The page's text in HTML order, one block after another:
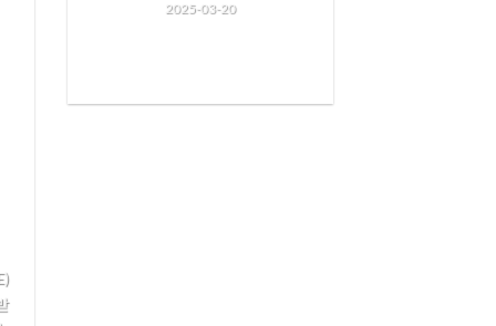
2025-03-20